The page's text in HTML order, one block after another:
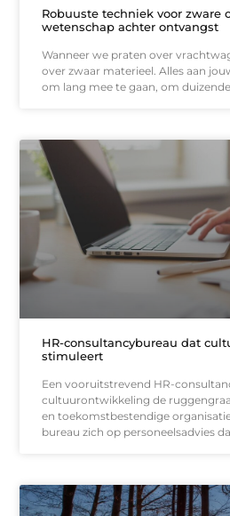
Robuuste techniek voor zware
wetenschap achter ontvangst
Wanneer we praten over
over zwaar materieel. Alles aan
om lang mee te gaan, om
HR-consultancybureau dat
stimuleert
Een vooruitstrevend HR-
cultuurontwikkeling de
en toekomstbestendige
bureau zich op personeelsadvies